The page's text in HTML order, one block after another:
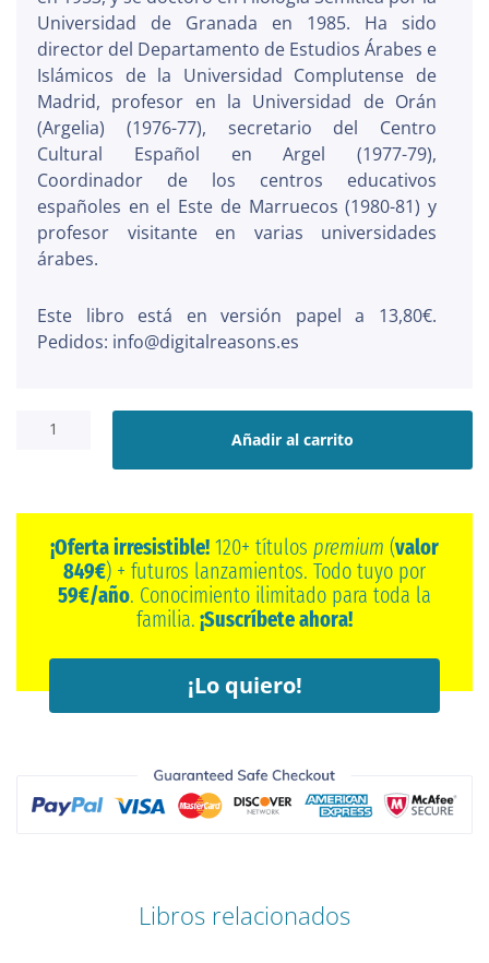
Universidad de Granada en 1985. Ha sido
director del Departamento de Estudios Árabes e
Islámicos de la Universidad Complutense de
Madrid, profesor en la Universidad de Orán
(Argelia) (1976-77), secretario del Centro
Cultural Español en Argel (1977-79),
Coordinador de los centros educativos
españoles en el Este de Marruecos (1980-81) y
profesor visitante en varias universidades
árabes.
Este libro está en versión papel a 13,80€.
Pedidos: info@digitalreasons.es
Añadir al carrito
¡Oferta irresistible! 120+ títulos premium (valor
849€) + futuros lanzamientos. Todo tuyo por
59€/año. Conocimiento ilimitado para toda la
familia. ¡Suscríbete ahora!
¡Lo quiero!
Libros relacionados